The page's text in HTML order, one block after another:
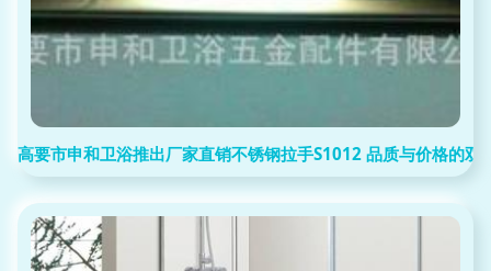
高要市申和卫浴推出厂家直销不锈钢拉手S1012 品质与价格的双